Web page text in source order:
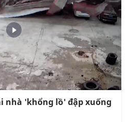
nhà 'khổng lồ' đập xuống